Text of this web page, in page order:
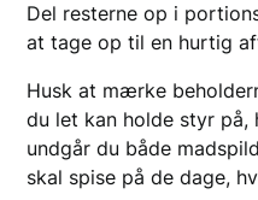
Del resterne op i
at tage op til en hurtig
Husk at mærke
du let kan holde styr på,
undgår du både
skal spise på de dage,